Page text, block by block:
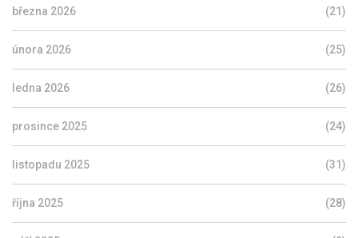
března 2026 (21)
února 2026 (25)
ledna 2026 (26)
prosince 2025 (24)
listopadu 2025 (31)
října 2025 (28)